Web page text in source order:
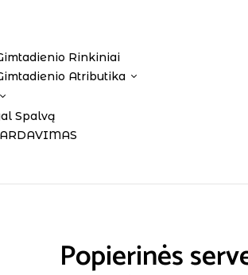
Rinkiniai
Atributika
Spalvą
Popierinės